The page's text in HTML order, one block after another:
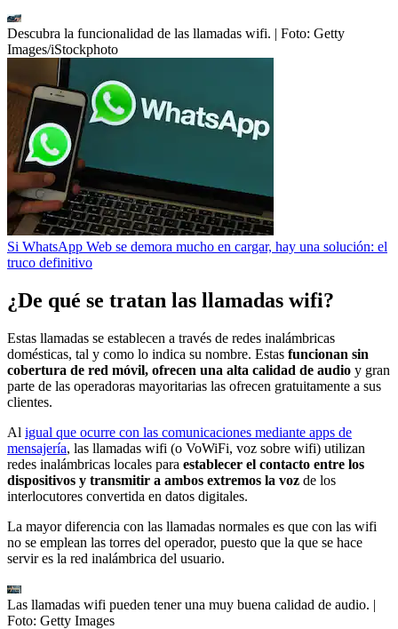
Descubra la funcionalidad de las llamadas wifi. | Foto: Getty
Images/iStockphoto
Si WhatsApp Web se demora mucho en cargar, hay una solución: el
truco definitivo
¿De qué se tratan las llamadas wifi?
Estas llamadas se establecen a través de redes inalámbricas
domésticas, tal y como lo indica su nombre. Estas funcionan sin
cobertura de red móvil, ofrecen una alta calidad de audio y gran
parte de las operadoras mayoritarias las ofrecen gratuitamente a sus
clientes.
Al igual que ocurre con las comunicaciones mediante apps de
mensajería, las llamadas wifi (o VoWiFi, voz sobre wifi) utilizan
redes inalámbricas locales para establecer el contacto entre los
dispositivos y transmitir a ambos extremos la voz de los
interlocutores convertida en datos digitales.
La mayor diferencia con las llamadas normales es que con las wifi
no se emplean las torres del operador, puesto que la que se hace
servir es la red inalámbrica del usuario.
Las llamadas wifi pueden tener una muy buena calidad de audio. |
Foto: Getty Images